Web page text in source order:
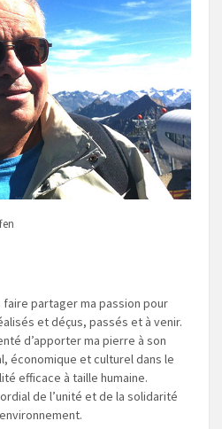
faire partager ma passion pour
et déçus, passés et à venir.
d’apporter ma pierre à son
économique et culturel dans le
efficace à taille humaine.
de l’unité et de la solidarité